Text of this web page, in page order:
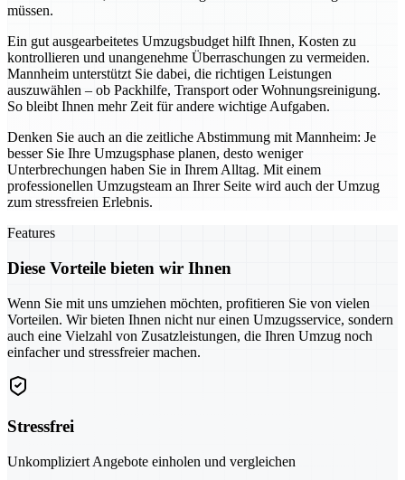
müssen.
Ein gut ausgearbeitetes Umzugsbudget hilft Ihnen, Kosten zu
kontrollieren und unangenehme Überraschungen zu vermeiden.
Mannheim unterstützt Sie dabei, die richtigen Leistungen
auszuwählen – ob Packhilfe, Transport oder Wohnungsreinigung.
So bleibt Ihnen mehr Zeit für andere wichtige Aufgaben.
Denken Sie auch an die zeitliche Abstimmung mit Mannheim: Je
besser Sie Ihre Umzugsphase planen, desto weniger
Unterbrechungen haben Sie in Ihrem Alltag. Mit einem
professionellen Umzugsteam an Ihrer Seite wird auch der Umzug
zum stressfreien Erlebnis.
Features
Diese Vorteile bieten wir Ihnen
Wenn Sie mit uns umziehen möchten, profitieren Sie von vielen
Vorteilen. Wir bieten Ihnen nicht nur einen Umzugsservice, sondern
auch eine Vielzahl von Zusatzleistungen, die Ihren Umzug noch
einfacher und stressfreier machen.
Stressfrei
Unkompliziert Angebote einholen und vergleichen